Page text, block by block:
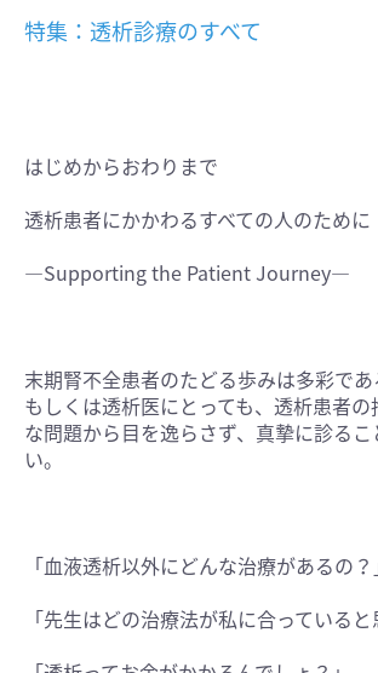
特集：透析診療のすべて
はじめからおわりまで
透析患者にかかわるすべての人のために
―Supporting the Patient Journey―
末期腎不全患者のたどる歩みは多彩で
もしくは透析医にとっても、透析患者の
な問題から目を逸らさず、真摯に診る
い。
「血液透析以外にどんな治療があるの？
「先生はどの治療法が私に合っていると